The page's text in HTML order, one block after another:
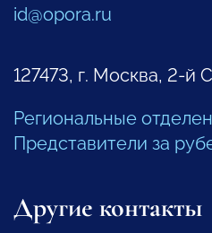
id@opora.ru
127473, г. Москва, 2-й
Региональные
Представители за
Другие контакты